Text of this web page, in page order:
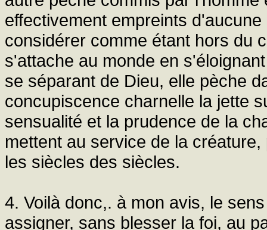
effectivement empreints
considérer comme étant hors du
s'attache au monde en
se séparant de Dieu, elle pèche
concupiscence charnelle la jette
sensualité et la prudence de la
mettent au service de la
les siècles des siècles.
4. Voilà donc,. à mon avis, le
assigner, sans blesser la foi, au